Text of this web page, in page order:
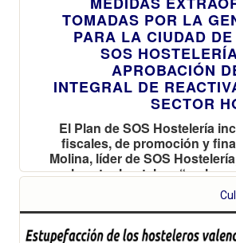
TOMADAS POR LA
PARA LA CIUDAD
SOS
APROBACIÓN
INTEGRAL DE
SECTOR
El Plan de SOS Hostelería
fiscales, de promoción y
Molina, líder de SOS
el sector hostelero “no lo
que 200.000